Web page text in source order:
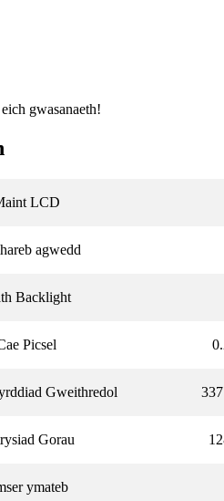
gwasanaeth!
LCD
agwedd
Backlight
Picsel
Gweithredol
Gorau
ymateb